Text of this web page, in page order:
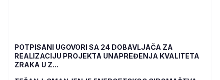
POTPISANI UGOVORI SA 24 DOBAVLJAČA ZA
REALIZACIJU PROJEKTA UNAPREĐENJA KVALITETA
ZRAKA U Z...